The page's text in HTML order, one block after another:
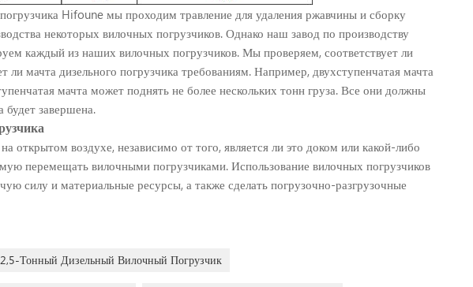
Hifoune мы проходим травление для удаления ржавчины и сборку
некоторых вилочных погрузчиков. Однако наш завод по производству
каждый из наших вилочных погрузчиков. Мы проверяем, соответствует ли
ли мачта дизельного погрузчика требованиям. Например, двухступенчатая мачта
мачта может поднять не более нескольких тонн груза. Все они должны
будет завершена.
открытом воздухе, независимо от того, является ли это доком или какой-либо
перемещать вилочными погрузчиками. Использование вилочных погрузчиков
силу и материальные ресурсы, а также сделать погрузочно-разгрузочные
2,5-Тонный Дизельный Вилочный Погрузчик